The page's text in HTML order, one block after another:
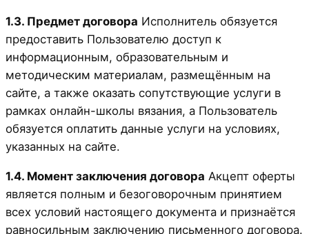
1.3. Предмет договора Исполнитель обязуется
предоставить Пользователю доступ к
информационным, образовательным и
методическим материалам, размещённым на
сайте, а также оказать сопутствующие услуги в
рамках онлайн-школы вязания, а Пользователь
обязуется оплатить данные услуги на условиях,
указанных на сайте.
1.4. Момент заключения договора Акцепт оферты
является полным и безоговорочным принятием
всех условий настоящего документа и признаётся
равносильным заключению письменного договора.